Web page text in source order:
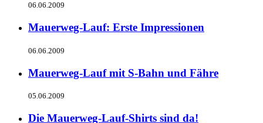
06.06.2009
Mauerweg-Lauf: Erste Impressionen
06.06.2009
Mauerweg-Lauf mit S-Bahn und Fähre
05.06.2009
Die Mauerweg-Lauf-Shirts sind da!